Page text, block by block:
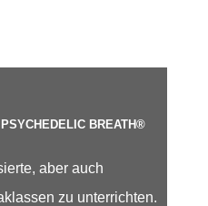
BREATH®
aber auch
zu unterrichten.